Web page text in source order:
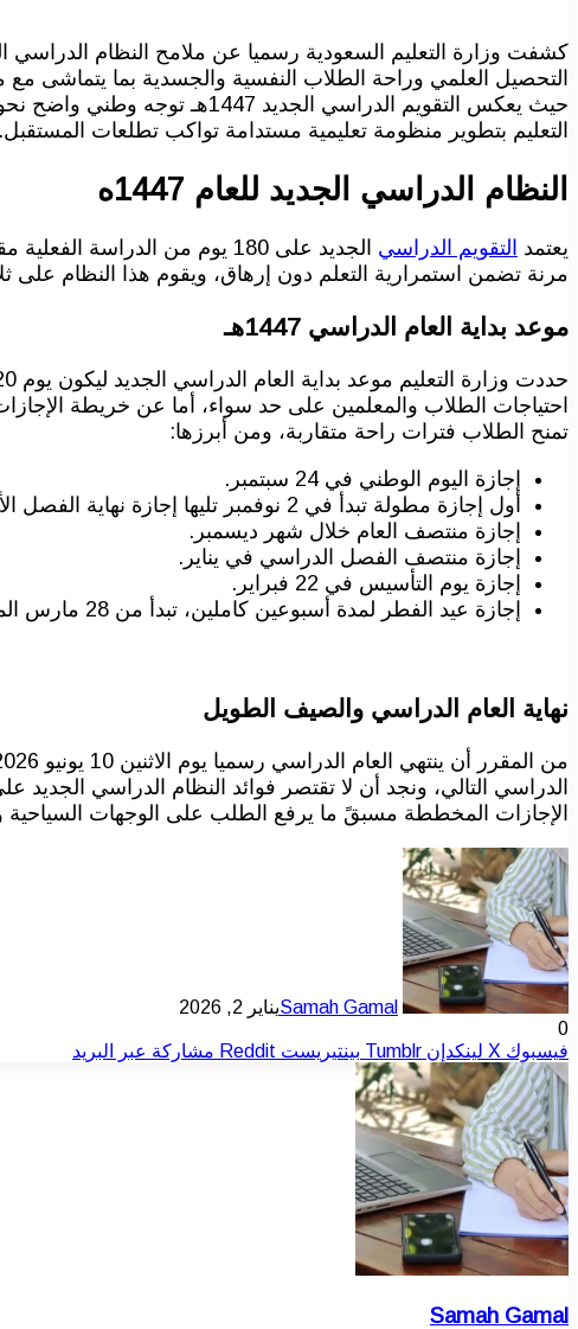
حيث يعكس التقويم الدراسي
التعليم بتطوير منظومة تعليمية مستدامة تواكب تطلعات المستقبل.
النظام الدراسي الجديد للعام 1447ه
يعتمد التقويم الدراسي
مرنة تضمن استمرارية التعلم دون إرهاق، ويقوم هذا النظام على
موعد بداية العام الدراسي 1447هـ
احتياجات الطلاب والمعلمين على حد سواء، أما عن خريطة
تمنح الطلاب فترات راحة متقاربة، ومن أبرزها:
إجازة اليوم الوطني في 24 سبتمبر.
أول إجازة مطولة تبدأ في 2 نوفمبر تليها إجازة نهاية الفصل الأول في 16 نوفمبر.
إجازة منتصف العام خلال شهر ديسمبر.
إجازة منتصف الفصل الدراسي في يناير.
إجازة يوم التأسيس في 22 فبراير.
إجازة عيد الفطر لمدة أسبوعين كاملين، تبدأ من 28 مارس الموافق 18 رمضان.
نهاية العام الدراسي والصيف الطويل
الدراسي التالي، ونجد أن لا تقتصر فوائد النظام الدراسي الجديد
الإجازات المخططة مسبقً ما يرفع الطلب على الوجهات السياحية
Samah Gamalيناير 2, 2026
0
فيسبوك ‫X لينكدإن بينتيريست مشاركة عبر البريد
Samah Gamal